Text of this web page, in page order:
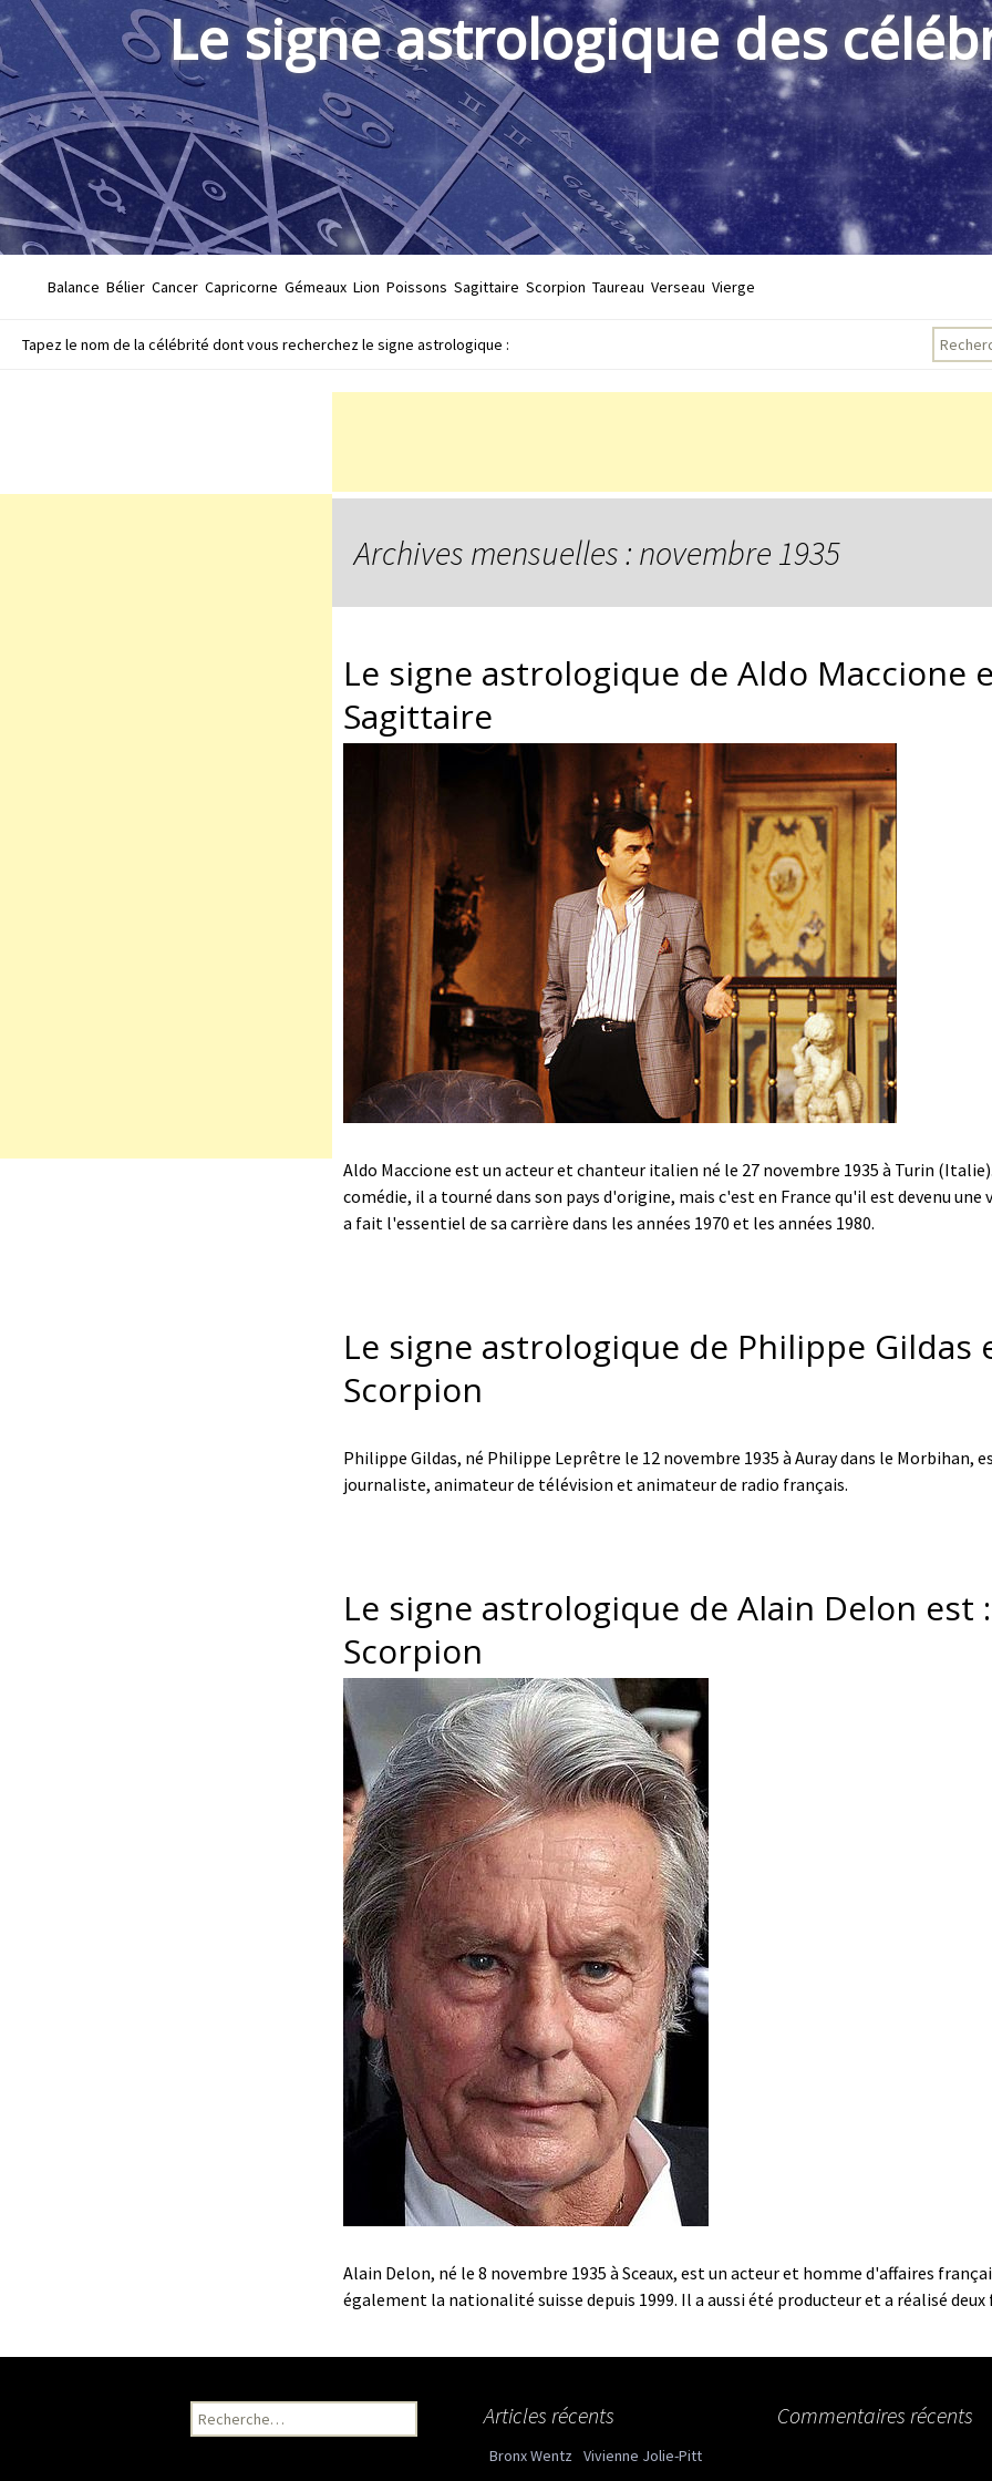
Le signe astrologique des
Balance Bélier Cancer Capricorne Gémeaux Lion Poissons Sagittaire Scorpion Taureau Verseau Vierge
Tapez le nom de la célébrité dont vous recherchez le signe astrologique :
Archives mensuelles : novembre 1935
Le signe astrologique de Aldo Maccione
Sagittaire
Aldo Maccione est un acteur et chanteur italien né le 27 novembre 1935 à Turin
comédie, il a tourné dans son pays d'origine, mais c'est en France qu'il est devenu une
a fait l'essentiel de sa carrière dans les années 1970 et les années 1980.
Le signe astrologique de Philippe Gildas
Scorpion
Philippe Gildas, né Philippe Leprêtre le 12 novembre 1935 à Auray dans le Morbihan,
journaliste, animateur de télévision et animateur de radio français.
Le signe astrologique de Alain Delon est :
Scorpion
Alain Delon, né le 8 novembre 1935 à Sceaux, est un acteur et homme d'affaires
également la nationalité suisse depuis 1999. Il a aussi été producteur et a réalisé
Recherche pour : Articles récents
Bronx Wentz Vivienne Jolie-Pitt
Commentaires récents